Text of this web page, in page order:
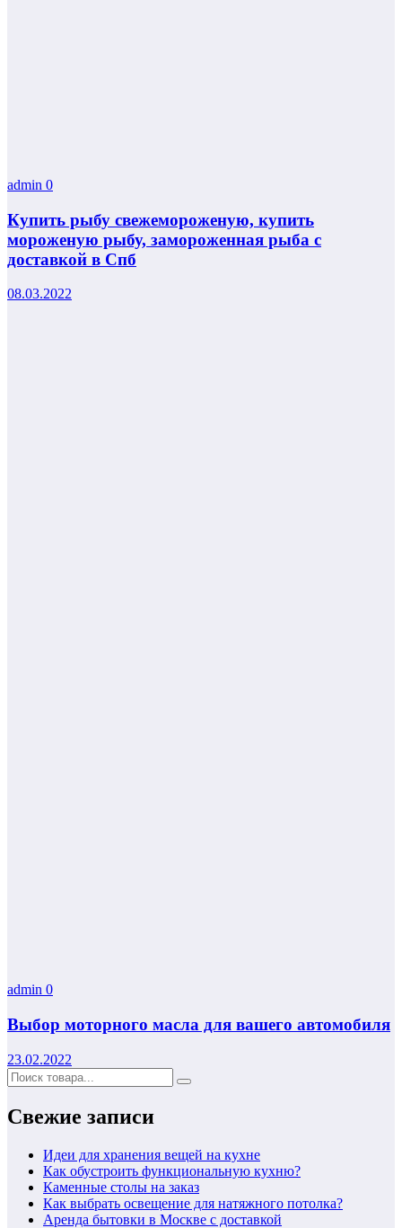
admin 0
Купить рыбу свежемороженую, купить
мороженую рыбу, замороженная рыба с
доставкой в Спб
08.03.2022
admin 0
Выбор моторного масла для вашего автомобиля
23.02.2022
Свежие записи
Идеи для хранения вещей на кухне
Как обустроить функциональную кухню?
Каменные столы на заказ
Как выбрать освещение для натяжного потолка?
Аренда бытовки в Москве с доставкой